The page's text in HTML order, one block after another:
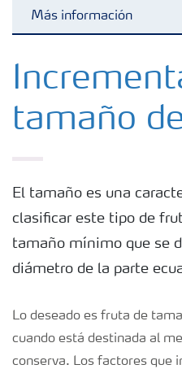
Más información
Herramientas y servicios
Cultivos
Distribuidores
tamaño
El tamaño es una
clasificar este tipo de
tamaño mínimo que se
diámetro de la parte
Lo deseado es fruta de
cuando está destinada al
conserva. Los factores que